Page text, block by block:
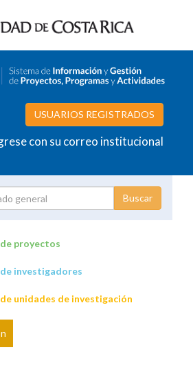
USUARIOS REGISTRADOS
con su correo institucional
proyectos
investigadores
unidades de investigación